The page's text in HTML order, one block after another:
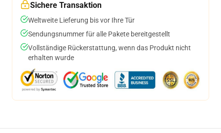
Sichere Transaktion
Weltweite Lieferung bis vor Ihre Tür
Sendungsnummer für alle Pakete bereitgestellt
Vollständige Rückerstattung, wenn das Produkt nicht
erhalten wurde